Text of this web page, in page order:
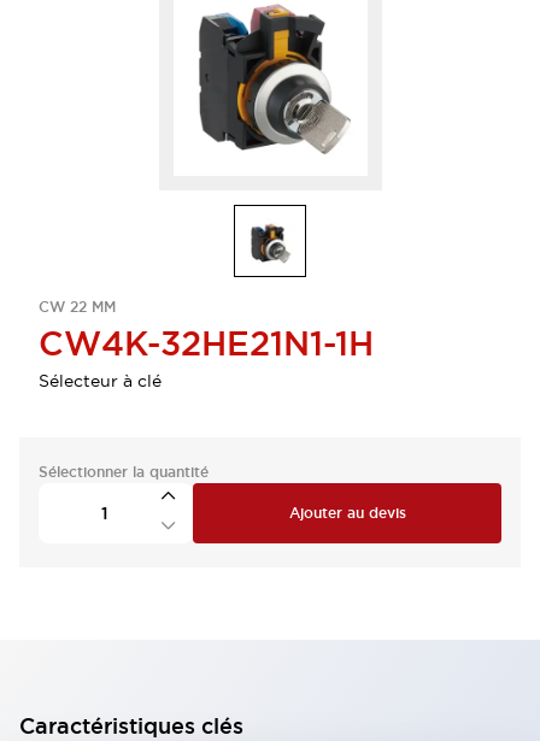
CW 22 MM
CW4K-32HE21N1-1H
Sélecteur à clé
Sélectionner la quantité
Ajouter au devis
Caractéristiques clés